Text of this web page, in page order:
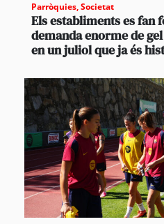
Parròquies,Societat
Els establiments es fan
demanda enorme de
en un juliol que ja és